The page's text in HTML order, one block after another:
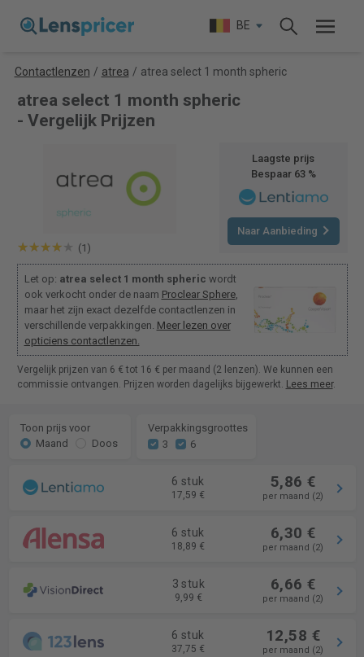
BE
Contactlenzen / atrea / atrea select 1 month spheric
atrea select 1 month spheric
- Vergelijk Prijzen
(1)
Laagste prijs
Bespaar 63 %
Naar Aanbieding
Let op: atrea select 1 month spheric wordt
ook verkocht onder de naam Proclear Sphere,
maar het zijn exact dezelfde contactlenzen in
verschillende verpakkingen. Meer lezen over
opticiens contactlenzen.
Vergelijk prijzen van 6 € tot 16 € per maand (2 lenzen). We kunnen een
commissie ontvangen. Prijzen worden dagelijks bijgewerkt. Lees meer.
Toon prijs voor
Maand
Doos
Verpakkingsgroottes
3
6
6 stuk
17,59 €
5,86 €
per maand (2)
6 stuk
18,89 €
6,30 €
per maand (2)
3 stuk
9,99 €
6,66 €
per maand (2)
6 stuk
37,75 €
12,58 €
per maand (2)